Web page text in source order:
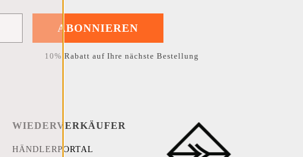
ABONNIEREN
10% Rabatt auf Ihre nächste Bestellung
WIEDERVERKÄUFER
HÄNDLERPORTAL